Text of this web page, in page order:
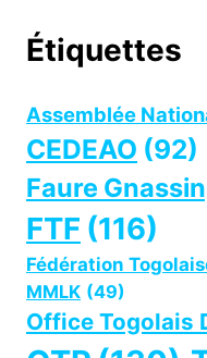
Étiquettes
Assemblée
CEDEAO (92)
Faure
FTF (116)
Fédération
MMLK (49)
Office Togolais